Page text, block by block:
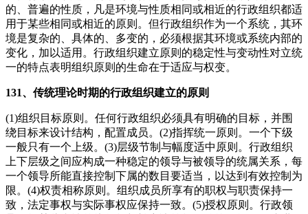
的、普遍的性质，凡是环境与性质相同或相近的行政组织都适
用于某些相同或相近的原则。但行政组织作为一个系统，其环
境是复杂的、具体的、多变的，必须根据其环境或系统内部的
变化，加以适用。行政组织建立原则的稳定性与变动性对立统
一的特点表明组织原则的生命在于适应与权变。
131、传统理论时期的行政组织建立的原则
(1)组织目标原则。任何行政组织必须具有明确的目标，并围
绕目标来设计结构，配置成员。(2)指挥统一原则。一个下级
一般只有一个上级。(3)层级节制与幅度适中原则。行政组织
上下层级之间应构成一种稳定的领导与被领导的统属关系，每
一个领导所能直接控制下属的数目要适当，以达到有效控制为
限。(4)权责相称原则。组织成员所享有的职权与职责保持一
致，法定事权与实际事权应保持一致。(5)授权原则。行政领